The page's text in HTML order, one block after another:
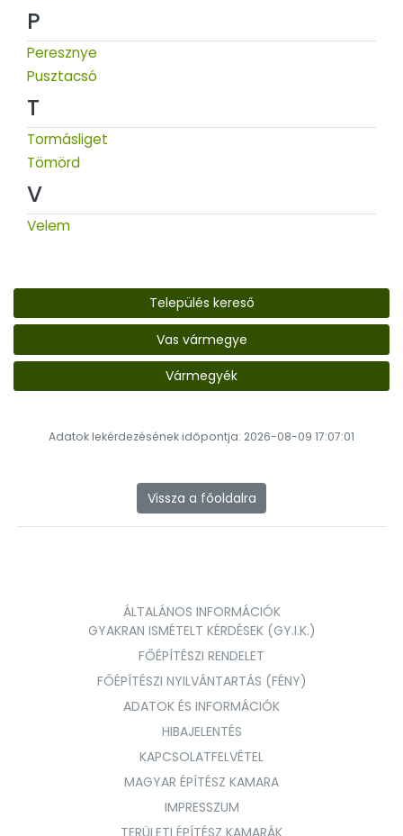
P
Peresznye
Pusztacsó
T
Tormásliget
Tömörd
V
Velem
Település kereső
Vas vármegye
Vármegyék
Adatok lekérdezésének időpontja: 2026-08-09 17:07:01
Vissza a főoldalra
ÁLTALÁNOS INFORMÁCIÓK
GYAKRAN ISMÉTELT KÉRDÉSEK (GY.I.K.)
FŐÉPÍTÉSZI RENDELET
FŐÉPÍTÉSZI NYILVÁNTARTÁS (FÉNY)
ADATOK ÉS INFORMÁCIÓK
HIBAJELENTÉS
KAPCSOLATFELVÉTEL
MAGYAR ÉPÍTÉSZ KAMARA
IMPRESSZUM
TERÜLETI ÉPÍTÉSZ KAMARÁK